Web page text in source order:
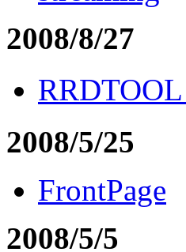
2008/8/27
2008/5/25
FrontPage
2008/5/5